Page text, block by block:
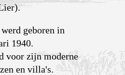
werd geboren in
1940.
voor zijn moderne
en villa's.